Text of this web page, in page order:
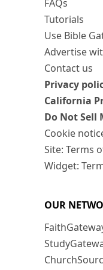
FAQs
Tutorials
Use Bible
Advertise
Contact us
Privacy
California
Do Not Sell
Cookie
Site: Terms
Widget:
OUR